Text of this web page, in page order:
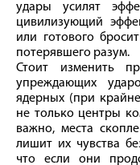
удары усилят
цивилизующий
или готового
потерявшего разум.
Стоит изменить
упреждающих
ядерных (при
не только центры
важно, места
лишит их чувства
что если они